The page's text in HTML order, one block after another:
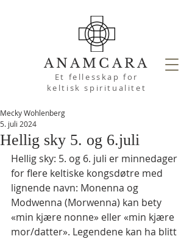
ANAMCARA
Et fellesskap for
keltisk spiritualitet
Hellig sky 5. og 6.juli
Mecky Wohlenberg
5. juli 2024
Hellig sky: 5. og 6. juli er minnedager
for flere keltiske kongsdøtre med
lignende navn: Monenna og
Modwenna (Morwenna) kan bety
«min kjære nonne» eller «min kjære
mor/datter». Legendene kan ha blitt